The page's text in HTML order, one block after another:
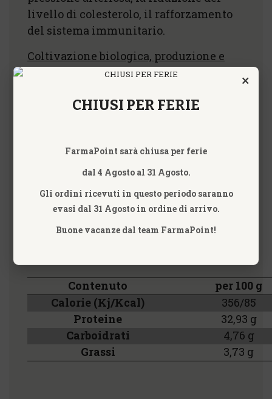
livello di colesterolo, il rafforzamento
del sistema immunitario.
Coltivazione biologica, produzione e
lavorazione tedesca.
Lentinus edodes L. 100%
intero accuratamente essiccato,
Capsula di cellulosa vegetale.
Contenuto
per 100 g
Calorie (Kj/Kcal)
356/85
Proteine
32,93 g
Carboidrati
4,76 g
Grassi
3,73 g
×
CHIUSI PER FERIE
FarmaPoint sarà chiusa per ferie
dal 4 Agosto al 31 Agosto.
Gli ordini ricevuti in questo periodo saranno
evasi dal 31 Agosto in ordine di arrivo.
Buone vacanze dal team FarmaPoint!